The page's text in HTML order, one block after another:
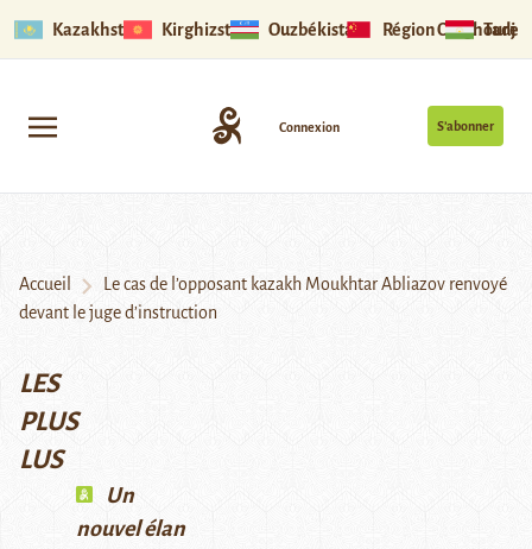
Kazakhstan Kirghizstan Ouzbékistan Région Ouïghoure
S’abonner
Connexion
Accueil
Le cas de l’opposant kazakh Moukhtar Abliazov renvoyé
devant le juge d’instruction
LES
PLUS
LUS
Un
nouvel élan